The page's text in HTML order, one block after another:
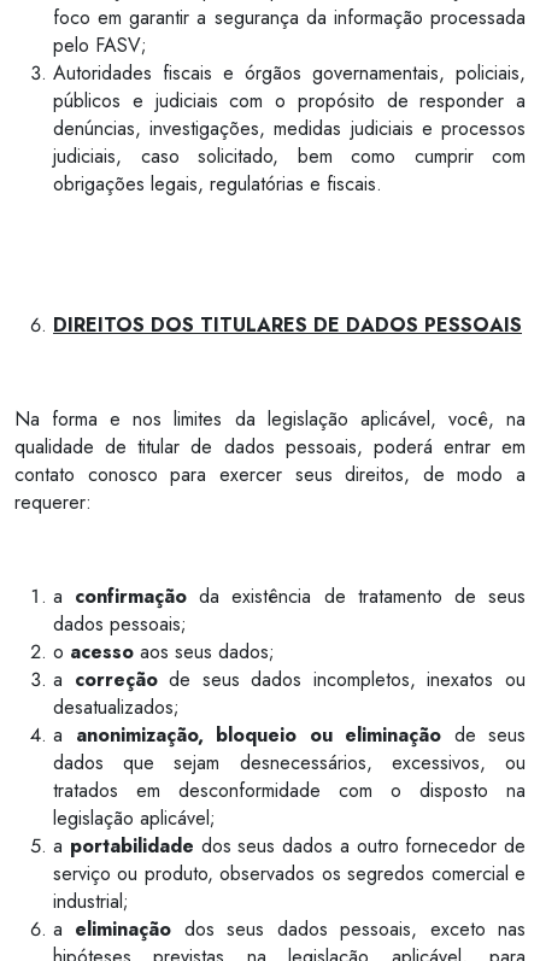
foco em garantir a segurança da informação processada
pelo FASV;
Autoridades fiscais e órgãos governamentais, policiais,
públicos e judiciais com o propósito de responder a
denúncias, investigações, medidas judiciais e processos
judiciais, caso solicitado, bem como cumprir com
obrigações legais, regulatórias e fiscais.
DIREITOS DOS TITULARES DE DADOS PESSOAIS
Na forma e nos limites da legislação aplicável, você, na
qualidade de titular de dados pessoais, poderá entrar em
contato conosco para exercer seus direitos, de modo a
requerer:
a confirmação da existência de tratamento de seus
dados pessoais;
o acesso aos seus dados;
a correçãode seus dados incompletos, inexatos ou
desatualizados;
a anonimização, bloqueio ou eliminação de seus
dados que sejam desnecessários, excessivos, ou
tratados em desconformidade com o disposto na
legislação aplicável;
a portabilidade dos seus dados a outro fornecedor de
serviço ou produto, observados os segredos comercial e
industrial;
a eliminação dos seus dados pessoais, exceto nas